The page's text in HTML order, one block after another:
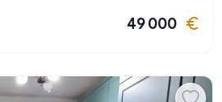
49 000